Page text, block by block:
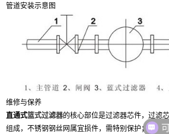
管道安装示意图
维修与保养
直通式篮式过滤器的核心部位是过滤器芯件，过滤
组成，不锈钢钢丝网属宜损件，需特别保护；